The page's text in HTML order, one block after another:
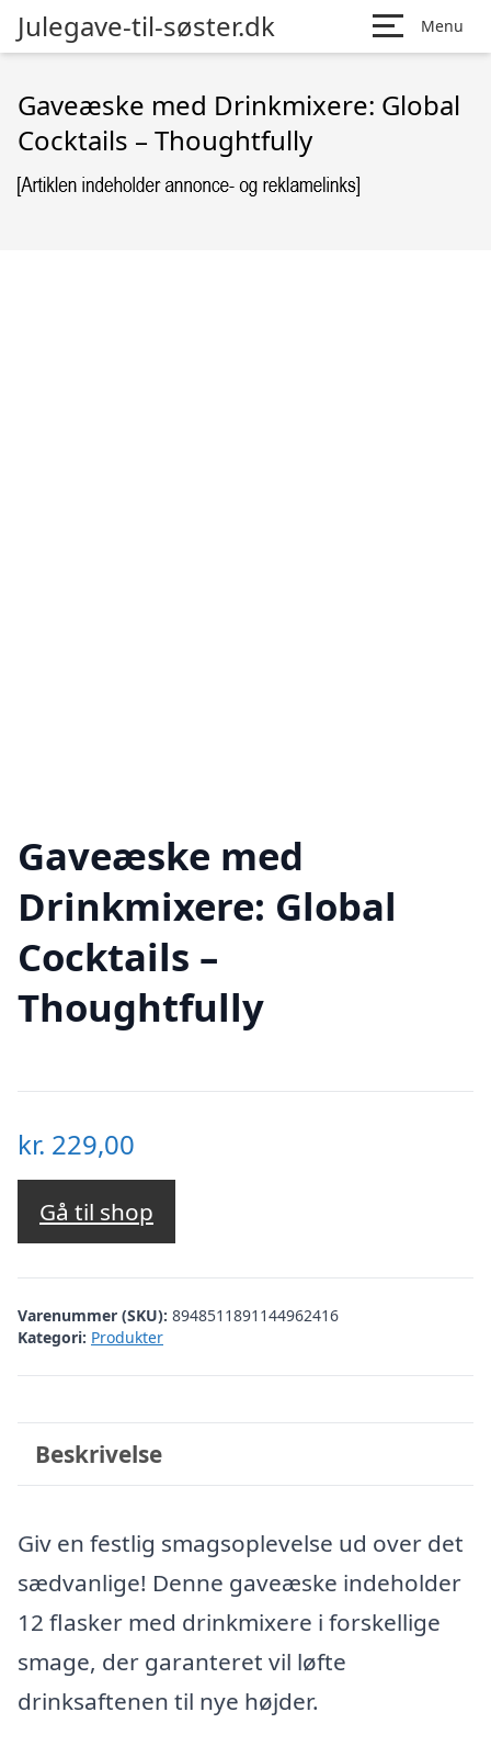
Julegave-til-søster.dk Menu
Gaveæske med Drinkmixere: Global
Cocktails – Thoughtfully
Gaveæske med
Drinkmixere: Global
Cocktails –
Thoughtfully
kr. 229,00
Gå til shop
Varenummer (SKU): 8948511891144962416
Kategori: Produkter
Beskrivelse
Giv en festlig smagsoplevelse ud over det
sædvanlige! Denne gaveæske indeholder
12 flasker med drinkmixere i forskellige
smage, der garanteret vil løfte
drinksaftenen til nye højder.